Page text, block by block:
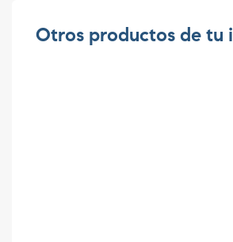
Otros productos de tu